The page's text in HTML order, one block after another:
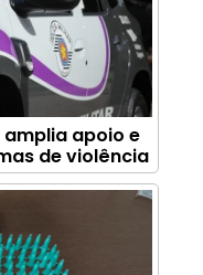
amplia apoio e
de violência